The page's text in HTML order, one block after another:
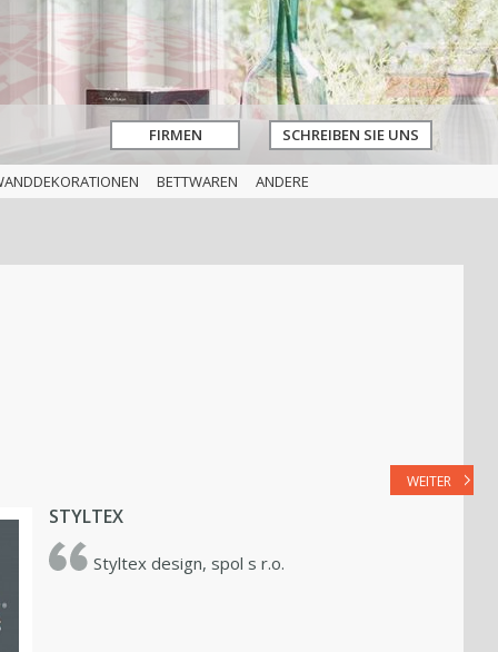
FIRMEN SCHREIBEN SIE UNS
BETTWAREN ANDERE
WEITER
STYLTEX
Styltex design, spol s r.o.